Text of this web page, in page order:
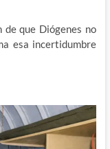
que Diógenes no
esa incertidumbre